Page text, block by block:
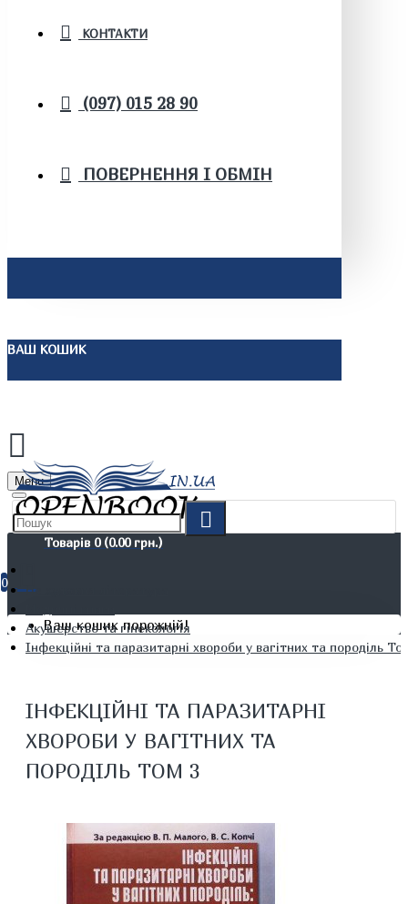
КОНТАКТИ
(097) 015 28 90
ПОВЕРНЕННЯ І ОБМІН
ВАШ КОШИК
Menu
Товарів 0 (0.00 грн.)
0
Ваш кошик порожній!
Не художня література
Акушерство та гінекологія
Інфекційні та паразитарні хвороби у вагітних та породіль
ІНФЕКЦІЙНІ ТА ПАРАЗИТАРНІ
ХВОРОБИ У ВАГІТНИХ ТА
ПОРОДІЛЬ ТОМ 3